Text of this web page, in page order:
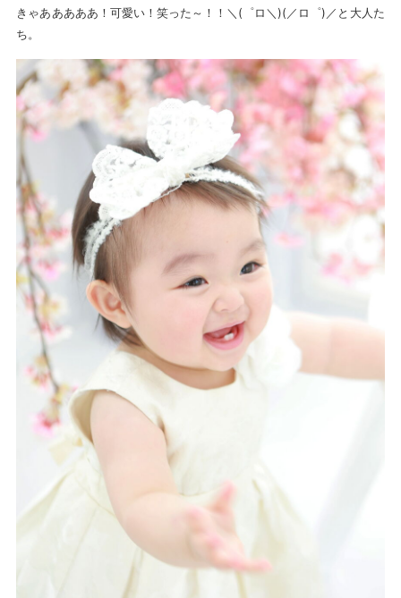
きゃあああああ！可愛い！笑った～！！＼(゜ロ＼)(／ロ゜)／と大人た
ち。